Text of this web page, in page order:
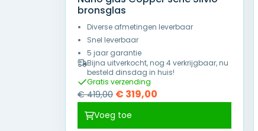
bronsglas
Diverse afmetingen leverbaar
Snel leverbaar
5 jaar garantie
Bijna uitverkocht, nog 4 verkrijgbaar, nu
besteld dinsdag in huis!
Gratis verzending
€419,00 Oorspronkelijke
was:
€ 319,00Huidige
Voeg toe